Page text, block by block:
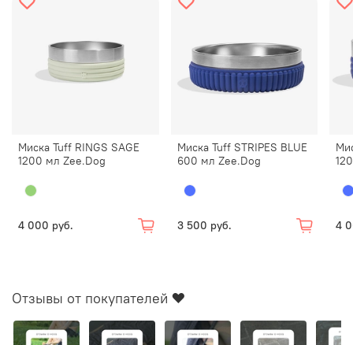
Миска Tuff RINGS SAGE
1200 мл Zee.Dog
4 000 руб.
Миска Tuff STRIPES BLUE
600 мл Zee.Dog
3 500 руб. 4
Отзывы от покупателей ❤️